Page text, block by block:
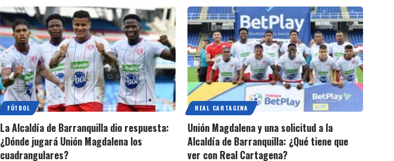
FÚTBOL
La Alcaldía de Barranquilla dio respuesta:
¿Dónde jugará Unión Magdalena los
cuadrangulares?
REAL CARTAGENA
Unión Magdalena y una solicitud a la
Alcaldía de Barranquilla: ¿Qué tiene que
ver con Real Cartagena?